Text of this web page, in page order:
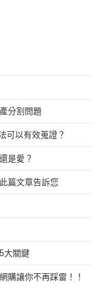
分割問題
可以有效蒐證？
是愛？
篇文章告訴您
大關鍵
購讓你不再踩雷！！